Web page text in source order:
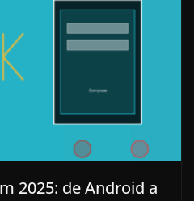
2025: de Android a